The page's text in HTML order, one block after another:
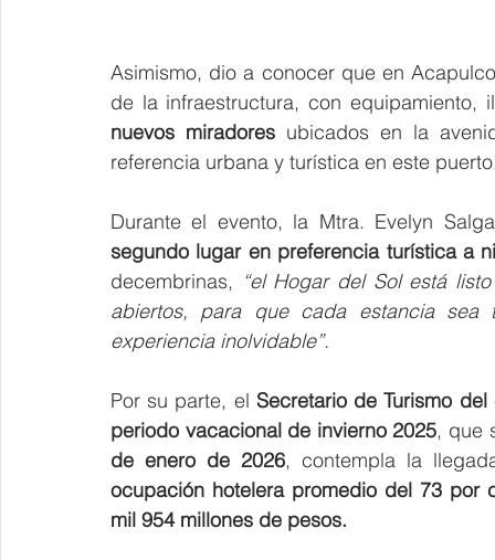
Asimismo, dio a conocer que en
de la infraestructura, con
nuevos miradores ubicados en la
referencia urbana y turística en este
Durante el evento, la Mtra. Evelyn
segundo lugar en preferencia turística a
decembrinas, “el Hogar del Sol está
abiertos, para que cada estancia
experiencia inolvidable”.
Por su parte, el Secretario de Turismo
periodo vacacional de invierno 2025, que
de enero de 2026, contempla la
ocupación hotelera promedio del 73 por
mil 954 millones de pesos.